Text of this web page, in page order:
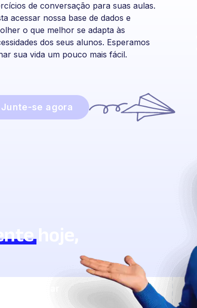
de conversação para suas aulas.
acessar nossa base de dados e
o que melhor se adapta às
dos seus alunos. Esperamos
sua vida um pouco mais fácil.
Junte-se agora
hoje,
a Lingstar